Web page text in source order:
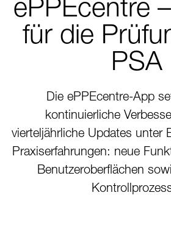
ePPEcentre
für die
PSA
Die ePPEcentre-App
kontinuierliche
vierteljährliche Updates unter
Praxiserfahrungen: neue
Benutzeroberflächen